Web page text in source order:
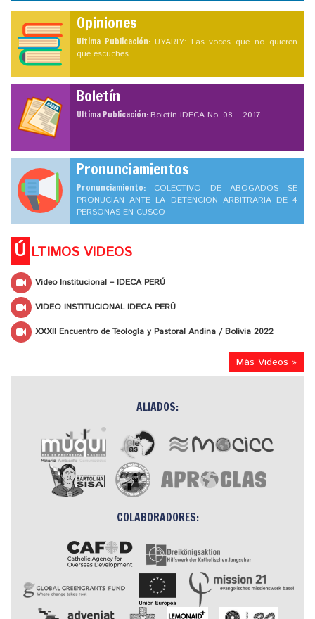
Opiniones
Ultima Publicación: UYARIY: Las voces que no quieren
que escuches
Boletín
Ultima Publicación:Boletín IDECA No. 08 – 2017
Pronunciamientos
Pronunciamiento: COLECTIVO DE ABOGADOS SE
PRONUCIAN ANTE LA DETENCION ARBITRARIA DE 4
PERSONAS EN CUSCO
Ú LTIMOS VIDEOS
Video Institucional – IDECA PERÚ
VIDEO INSTITUCIONAL IDECA PERÚ
XXXII Encuentro de Teología y Pastoral Andina / Bolivia 2022
Más Videos »
ALIADOS:
COLABORADORES: